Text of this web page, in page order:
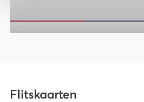
Flitskaarten